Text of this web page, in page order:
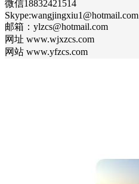
微信18832421514
Skype:wangjingxiu1@hotmail.com
邮箱：ylzcs@hotmail.com
网址 www.wjxzcs.com
网站 www.yfzcs.com